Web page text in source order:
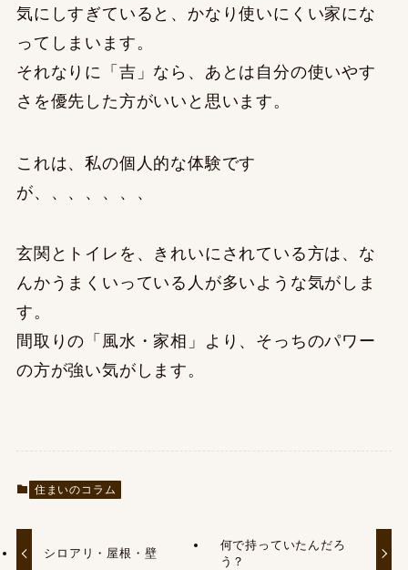
気にしすぎていると、かなり使いにくい家にな
ってしまいます。
それなりに「吉」なら、あとは自分の使いやす
さを優先した方がいいと思います。
これは、私の個人的な体験です
が、、、、、、、
玄関とトイレを、きれいにされている方は、な
んかうまくいっている人が多いような気がしま
す。
間取りの「風水・家相」より、そっちのパワー
の方が強い気がします。
住まいのコラム
シロアリ・屋根・壁
何で持っていたんだろ
う？